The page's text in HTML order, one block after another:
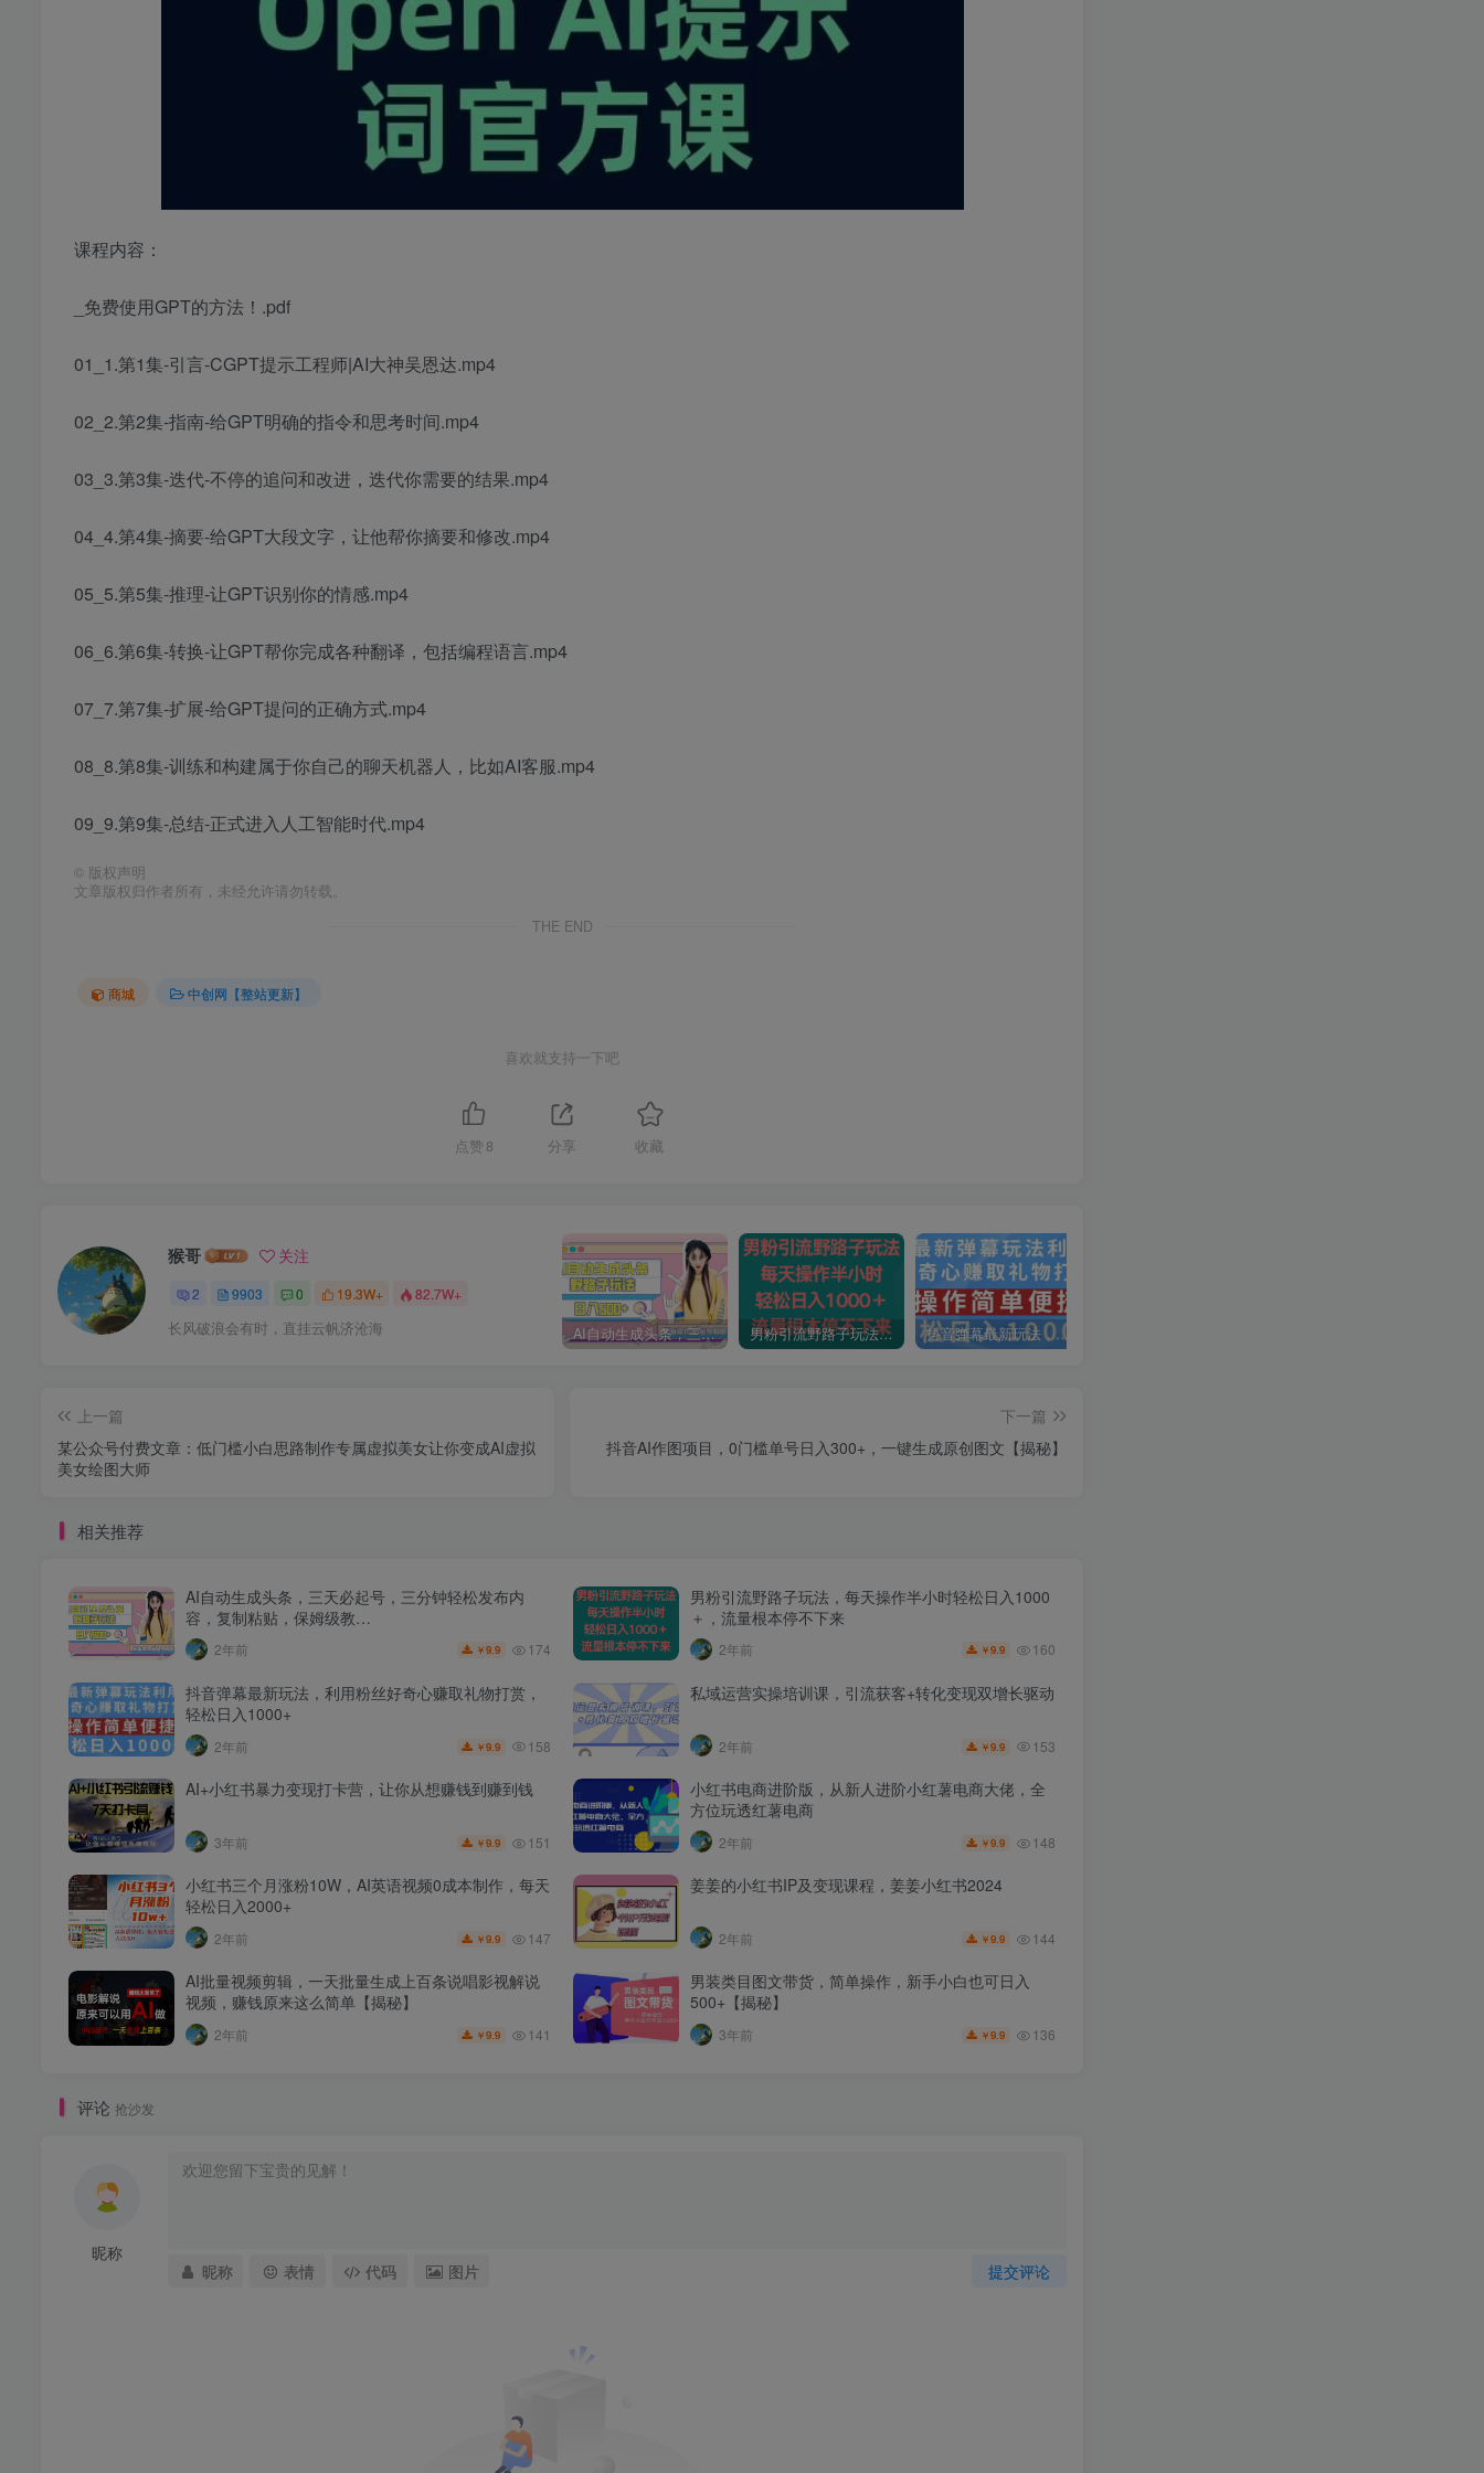
课程内容：
_免费使用GPT的方法！.pdf
01_1.第1集-引言-CGPT提示工程师|AI大神吴恩达.mp4
02_2.第2集-指南-给GPT明确的指令和思考时间.mp4
03_3.第3集-迭代-不停的追问和改进，迭代你需要的结果.mp4
04_4.第4集-摘要-给GPT大段文字，让他帮你摘要和修改.mp4
05_5.第5集-推理-让GPT识别你的情感.mp4
06_6.第6集-转换-让GPT帮你完成各种翻译，包括编程语言.mp4
07_7.第7集-扩展-给GPT提问的正确方式.mp4
08_8.第8集-训练和构建属于你自己的聊天机器人，比如AI客服.mp4
09_9.第9集-总结-正式进入人工智能时代.mp4
© 版权声明
文章版权归作者所有，未经允许请勿转载。
THE END
商城 中创网【整站更新】
喜欢就支持一下吧
点赞 8 分享 收藏
猴哥 关注
2 9903 0 19.3W+ 82.7W+
长风破浪会有时，直挂云帆济沧海 AI自动生成头条，三天必起号，三分钟轻松发布内容，复制粘贴，保姆级教… 男粉引流野路子玩法，每天操作半小时轻松日入1000＋，流量根本停不下来 抖音弹幕最新玩法，利用粉丝好奇心赚取礼物打赏，轻松日入1000+
上一篇
某公众号付费文章：低门槛小白思路制作专属虚拟美女让你变成AI虚拟
美女绘图大师
下一篇
抖音AI作图项目，0门槛单号日入300+，一键生成原创图文【揭秘】
相关推荐
AI自动生成头条，三天必起号，三分钟轻松发布内
容，复制粘贴，保姆级教…
2年前 ￥9.9 174
男粉引流野路子玩法，每天操作半小时轻松日入1000
＋，流量根本停不下来
2年前 ￥9.9 160
抖音弹幕最新玩法，利用粉丝好奇心赚取礼物打赏，
轻松日入1000+
2年前 ￥9.9 158
私域运营实操培训课，引流获客+转化变现双增长驱动
2年前 ￥9.9 153
AI+小红书暴力变现打卡营，让你从想赚钱到赚到钱
3年前 ￥9.9 151
小红书电商进阶版，从新人进阶小红薯电商大佬，全
方位玩透红薯电商
2年前 ￥9.9 148
小红书三个月涨粉10W，AI英语视频0成本制作，每天
轻松日入2000+
2年前 ￥9.9 147
姜姜的小红书IP及变现课程，姜姜小红书2024
2年前 ￥9.9 144
AI批量视频剪辑，一天批量生成上百条说唱影视解说
视频，赚钱原来这么简单【揭秘】
2年前 ￥9.9 141
男装类目图文带货，简单操作，新手小白也可日入
500+【揭秘】
3年前 ￥9.9 136
评论 抢沙发
昵称
提交评论
昵称 表情 代码 图片